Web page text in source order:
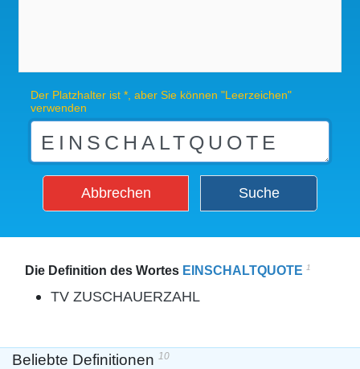
Der Platzhalter ist *, aber Sie können "Leerzeichen"
verwenden
Abbrechen Suche
Die Definition des Wortes EINSCHALTQUOTE 1
TV ZUSCHAUERZAHL
Beliebte Definitionen 10